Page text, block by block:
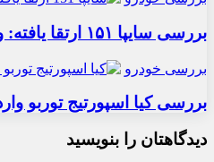
بررسی سایپا ۱۵۱ ارتقا یافته: وانت شهری با پوشش جدید
بررسی خودرو
بررسی کیا اسپورتیج توربو
دیدگاهتان را بنویسید